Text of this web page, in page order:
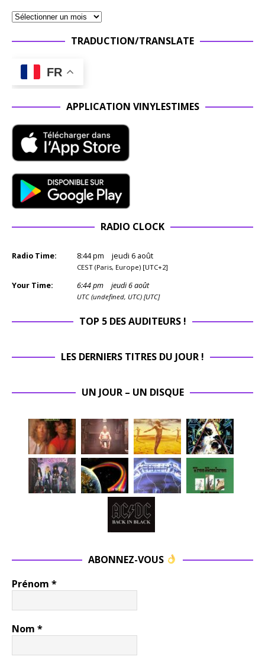
TRADUCTION/TRANSLATE
FR
APPLICATION VINYLESTIMES
RADIO CLOCK
Radio Time: 8:44pm jeudi 6 août
CEST (Paris, Europe) [UTC+2]
Your Time: 6:44pm jeudi 6 août
UTC (undefined, UTC) [UTC]
TOP 5 DES AUDITEURS !
LES DERNIERS TITRES DU JOUR !
UN JOUR – UN DISQUE
ABONNEZ-VOUS
Prénom *
Nom *